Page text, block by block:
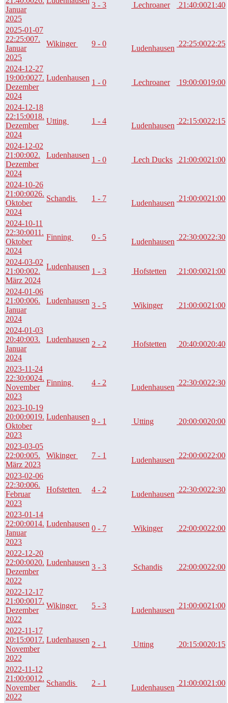
Januar
2025
3 - 3 Lechroaner 21:40:0021:40
2025-01-07
22:25:007.
Januar
2025
Wikinger 9 - 0
Ludenhausen
22:25:0022:25
2024-12-27
19:00:0027.
Dezember
2024
Ludenhausen
1 - 0 Lechroaner 19:00:0019:00
2024-12-18
22:15:0018.
Dezember
2024
Utting 1 - 4
Ludenhausen
22:15:0022:15
2024-12-02
21:00:002.
Dezember
2024
Ludenhausen
1 - 0 Lech Ducks 21:00:0021:00
2024-10-26
21:00:0026.
Oktober
2024
Schandis 1 - 7
Ludenhausen
21:00:0021:00
2024-10-11
22:30:0011.
Oktober
2024
Finning 0 - 5
Ludenhausen
22:30:0022:30
2024-03-02
21:00:002.
März 2024
Ludenhausen
1 - 3 Hofstetten 21:00:0021:00
2024-01-06
21:00:006.
Januar
2024
Ludenhausen
3 - 5 Wikinger 21:00:0021:00
2024-01-03
20:40:003.
Januar
2024
Ludenhausen
2 - 2 Hofstetten 20:40:0020:40
2023-11-24
22:30:0024.
November
2023
Finning 4 - 2
Ludenhausen
22:30:0022:30
2023-10-19
20:00:0019.
Oktober
2023
Ludenhausen
9 - 1 Utting 20:00:0020:00
2023-03-05
22:00:005.
März 2023
Wikinger 7 - 1
Ludenhausen
22:00:0022:00
2023-02-06
22:30:006.
Februar
2023
Hofstetten 4 - 2
Ludenhausen
22:30:0022:30
2023-01-14
22:00:0014.
Januar
2023
Ludenhausen
0 - 7 Wikinger 22:00:0022:00
2022-12-20
22:00:0020.
Dezember
2022
Ludenhausen
3 - 3 Schandis 22:00:0022:00
2022-12-17
21:00:0017.
Dezember
2022
Wikinger 5 - 3
Ludenhausen
21:00:0021:00
2022-11-17
20:15:0017.
November
2022
Ludenhausen
2 - 1 Utting 20:15:0020:15
2022-11-12
21:00:0012.
November
2022
Schandis 2 - 1
Ludenhausen
21:00:0021:00